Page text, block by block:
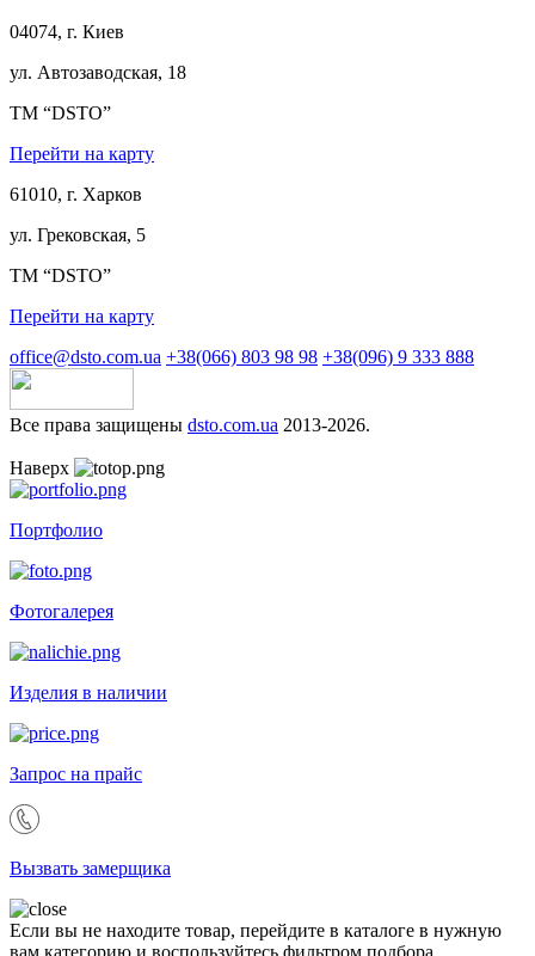
04074, г. Киев
ул. Автозаводская, 18
ТМ “DSTO”
Перейти на карту
61010, г. Харков
ул. Грековская, 5
ТМ “DSTO”
Перейти на карту
office@dsto.com.ua +38(066) 803 98 98 +38(096) 9 333 888
Все права защищены dsto.com.ua 2013-2026.
Наверх
Портфолио
Фотогалерея
Изделия в наличии
Запрос на прайс
Вызвать замерщика
Если вы не находите товар, перейдите в каталоге в нужную